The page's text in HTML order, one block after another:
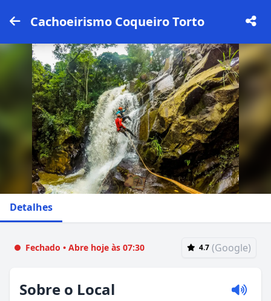
Cachoeirismo Coqueiro Torto
Detalhes
Fechado • Abre hoje às 07:30 4.7 (Google)
Sobre o Local